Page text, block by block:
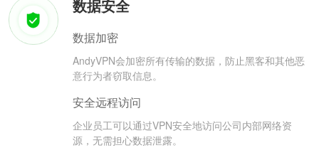
数据安全
数据加密
AndyVPN会加密所有传输的数据，防止黑客和其他恶
意行为者窃取信息。
安全远程访问
企业员工可以通过VPN安全地访问公司内部网络资
源，无需担心数据泄露。